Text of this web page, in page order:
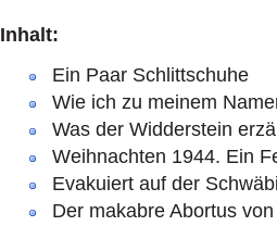
Inhalt:
Ein Paar Schlittschuhe
Wie ich zu meinem
Was der Widderstein
Weihnachten 1944. Ein
Evakuiert auf der
Der makabre Abortus